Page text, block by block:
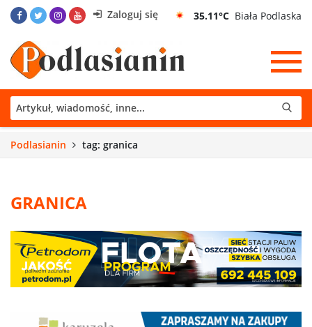
Zaloguj się 35.11°C Biała Podlaska
Podlasianin tag: granica
GRANICA